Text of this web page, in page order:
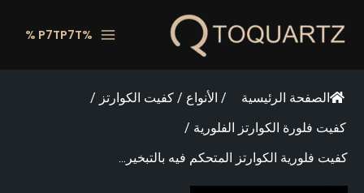
%P7TP7T %
الصفحة الرئيسية / الأنواع / كفيت الكوارتز /
كفيت فلورة الكوارتز الفلورية /
كفيت فلورية الكوارتز المتحكم فيه بالتبخير...